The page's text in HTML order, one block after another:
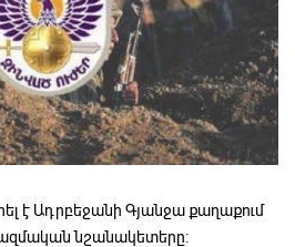
է Ադրբեջանի Գյանջա քաղաքում
նշանակետերը։